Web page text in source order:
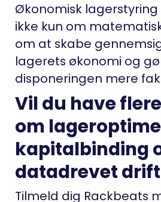
Økonomisk
ikke kun om
om at skabe
lagerets økonomi og
disponeringen mere
Vil du have
om
kapitalbinding
datadrevet
Tilmeld dig Rackbeats